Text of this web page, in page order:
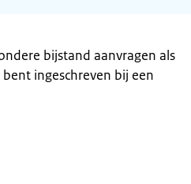
bijstand aanvragen als
ingeschreven bij een